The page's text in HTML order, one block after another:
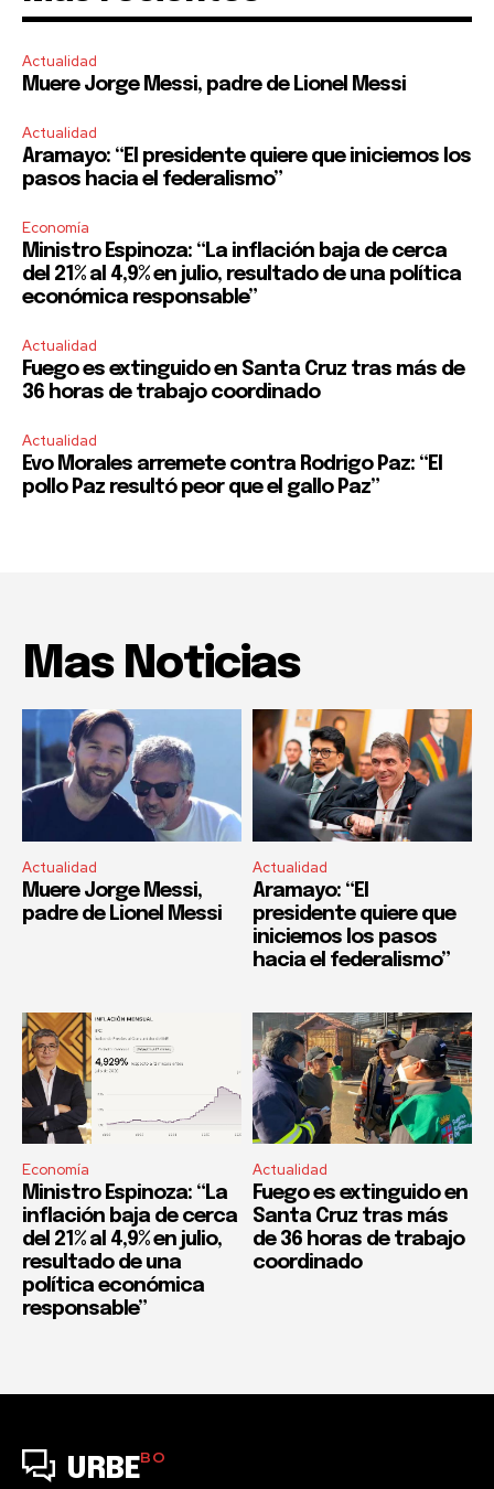
Actualidad
Muere Jorge Messi, padre de Lionel Messi
Actualidad
Aramayo: “El presidente quiere que iniciemos los
pasos hacia el federalismo”
Economía
Ministro Espinoza: “La inflación baja de cerca
del 21% al 4,9% en julio, resultado de una política
económica responsable”
Actualidad
Fuego es extinguido en Santa Cruz tras más de
36 horas de trabajo coordinado
Actualidad
Evo Morales arremete contra Rodrigo Paz: “El
pollo Paz resultó peor que el gallo Paz”
Mas Noticias
Actualidad
Muere Jorge Messi,
padre de Lionel Messi
Actualidad
Aramayo: “El
presidente quiere que
iniciemos los pasos
hacia el federalismo”
Economía
Ministro Espinoza: “La
inflación baja de cerca
del 21% al 4,9% en julio,
resultado de una
política económica
responsable”
Actualidad
Fuego es extinguido en
Santa Cruz tras más
de 36 horas de trabajo
coordinado
URBEBO